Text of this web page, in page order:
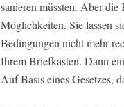
sanieren müssten. Aber
Möglichkeiten. Sie lassen
Bedingungen nicht mehr
Ihrem Briefkasten. Dann
Auf Basis eines Gesetzes,